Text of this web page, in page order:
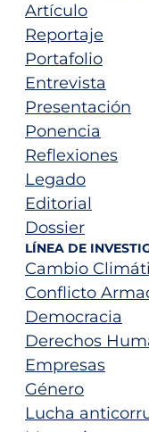
Artículo
Reportaje
Portafolio
Entrevista
Presentación
Ponencia
Reflexiones
Legado
Editorial
Dossier
LÍNEA DE
Cambio
Conflicto
Democracia
Derechos
Empresas
Género
Lucha